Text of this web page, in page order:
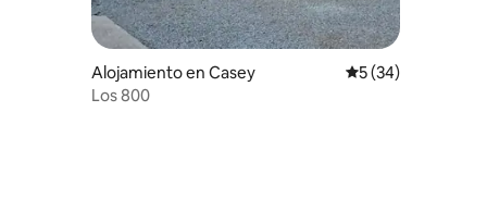
Alojamiento en Casey Calificación
5 (34)
Los 800